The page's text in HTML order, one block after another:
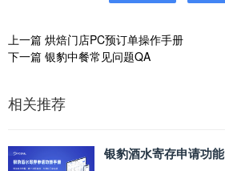
上一篇 烘焙门店PC预订单操作手册
下一篇 银豹中餐常见问题QA
相关推荐
银豹酒水寄存申请功能